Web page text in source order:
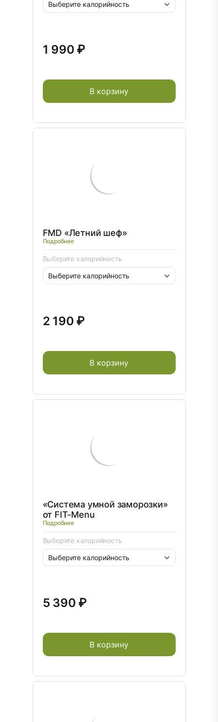
1 990 ₽
В корзину
FMD «Летний шеф»
Подробнее
Выберите калорийность
2 190 ₽
В корзину
«Система умной заморозки»
от FIT-Menu
Подробнее
Выберите калорийность
5 390 ₽
В корзину